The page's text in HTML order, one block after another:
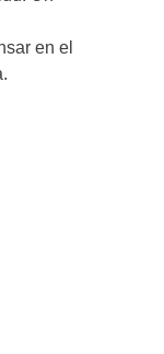
en el